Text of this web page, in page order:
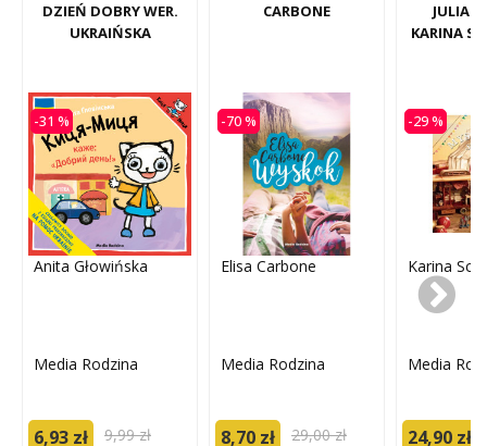
DZIEŃ DOBRY WER.
UKRAIŃSKA
-31 %
Anita Głowińska
Media Rodzina
6,93 zł 9,99 zł
CARBONE
-70 %
Elisa Carbone
Media Rodzina
8,70 zł 29,00 zł
JULIA
KARINA
-29 %
Karina
Media
24,90 zł